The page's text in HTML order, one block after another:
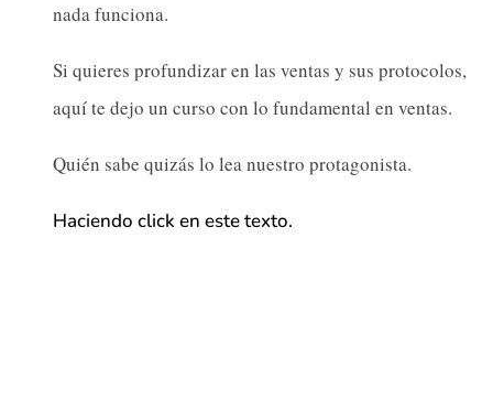
nada funciona.
Si quieres profundizar en las ventas y sus protocolos,
aquí te dejo un curso con lo fundamental en ventas.
Quién sabe quizás lo lea nuestro protagonista.
Haciendo click en este texto.